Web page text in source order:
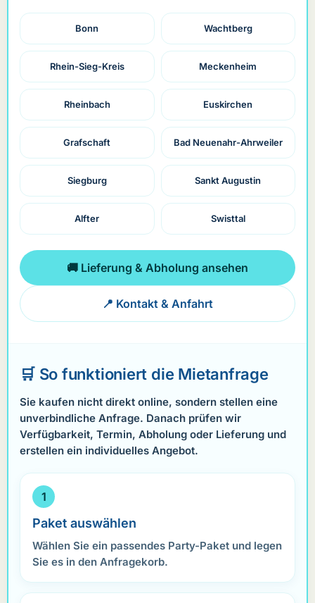
Bonn Wachtberg
Rhein-Sieg-Kreis Meckenheim
Rheinbach Euskirchen
Grafschaft Bad Neuenahr-Ahrweiler
Siegburg Sankt Augustin
Alfter Swisttal
🚚 Lieferung & Abholung ansehen
📍 Kontakt & Anfahrt
🛒 So funktioniert die Mietanfrage
Sie kaufen nicht direkt online, sondern stellen eine
unverbindliche Anfrage. Danach prüfen wir
Verfügbarkeit, Termin, Abholung oder Lieferung und
erstellen ein individuelles Angebot.
Paket auswählen
Wählen Sie ein passendes Party-Paket und legen
Sie es in den Anfragekorb.